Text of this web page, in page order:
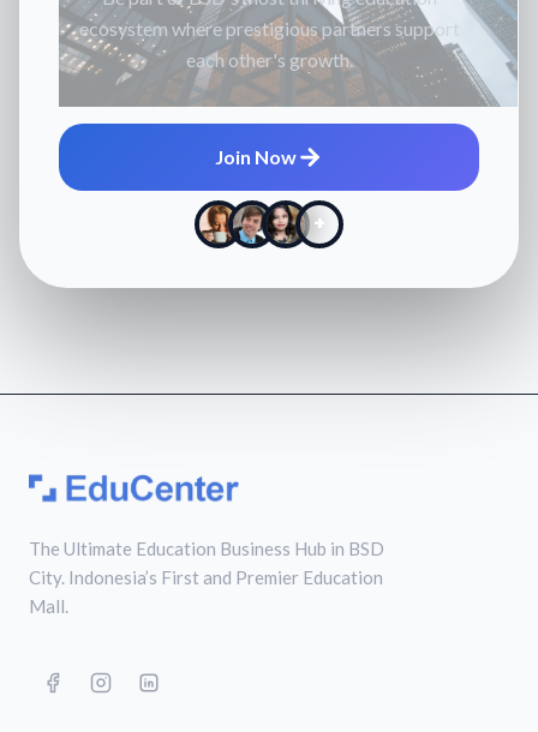
ecosystem where prestigious partners support
each other's growth.
Join Now
+
The Ultimate Education Business Hub in BSD
City. Indonesia’s First and Premier Education
Mall.